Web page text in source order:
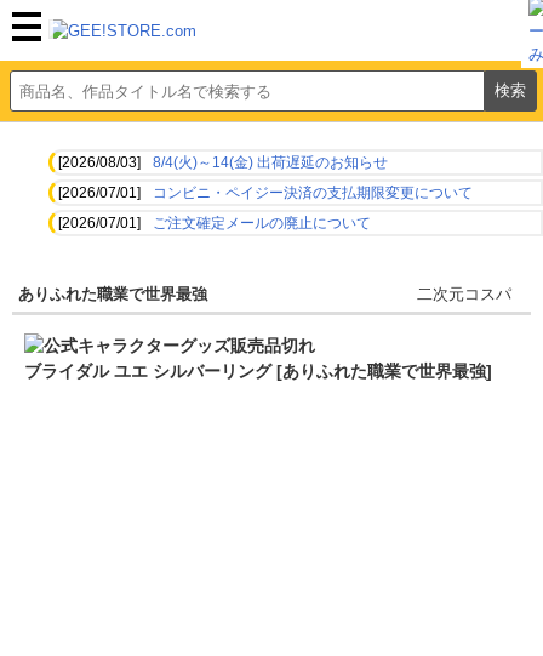
[2026/08/03]
8/4(火)～14(金) 出荷遅延のお知らせ
[2026/07/01]
コンビニ・ペイジー決済の支払期限変更について
[2026/07/01]
ご注文確定メールの廃止について
ありふれた職業で世界最強 二次元コスパ
ブライダル ユエ シルバーリング [ありふれた職業で世界最強]